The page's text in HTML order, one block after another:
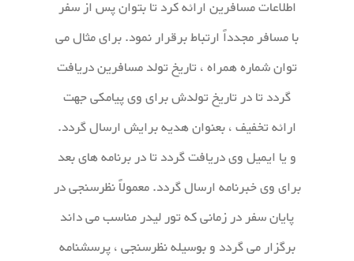
اطلاعات مسافرین ارائه کرد تا بتوان پس از سفر
با مسافر مجدداً ارتباط برقرار نمود. برای مثال می
توان شماره همراه ، تاریخ تولد مسافرین دریافت
گردد تا در تاریخ تولدش برای وی پیامکی جهت
ارائه تخفیف ، بعنوان هدیه برایش ارسال گردد.
و یا ایمیل وی دریافت گردد تا در برنامه های بعد
برای وی خبرنامه ارسال گردد. معمولاً نظرسنجی در
پایان سفر در زمانی که تور لیدر مناسب می داند
برگزار می گردد و بوسیله نظرسنجی ، پرسشنامه